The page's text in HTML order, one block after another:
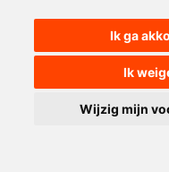
Ik ga
Ik
Wijzig mijn
Nederland wordt kampioen
Jan Smit